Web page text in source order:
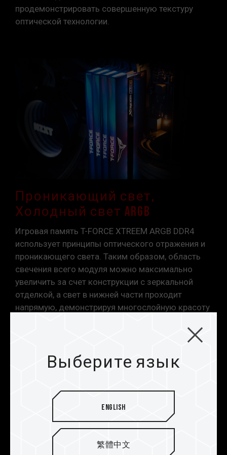
процессор поддерживают соответствующие
Модули памяти TEAMGROUP тестируются в
условиях нормального напряжения. При
возникновении проблем, связанных с
неисправностями процессора или
материнской платы, обратитесь в
соответствующую службу послепродажного
обслуживания производителя процессора
или материнской платы.
продемонстрировать совершенную текстуру
оптической технологии.
Проникающий свет,
Холодный свет ARGB
Игровая память T-FORCE XTREEM ARGB DDR4
использует принципы оптического отражения и
проникающего света. Таким образом, область
свечения всего модуля можно максимально
увеличить за счет конструкции с зеркальной
отделкой, а свет в нижней части проходит
напрямую, демонстрируя многослойную красоту
Выберите язык
English
繁體中文